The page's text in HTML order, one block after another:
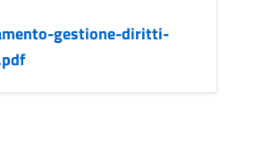
gestione-diritti-